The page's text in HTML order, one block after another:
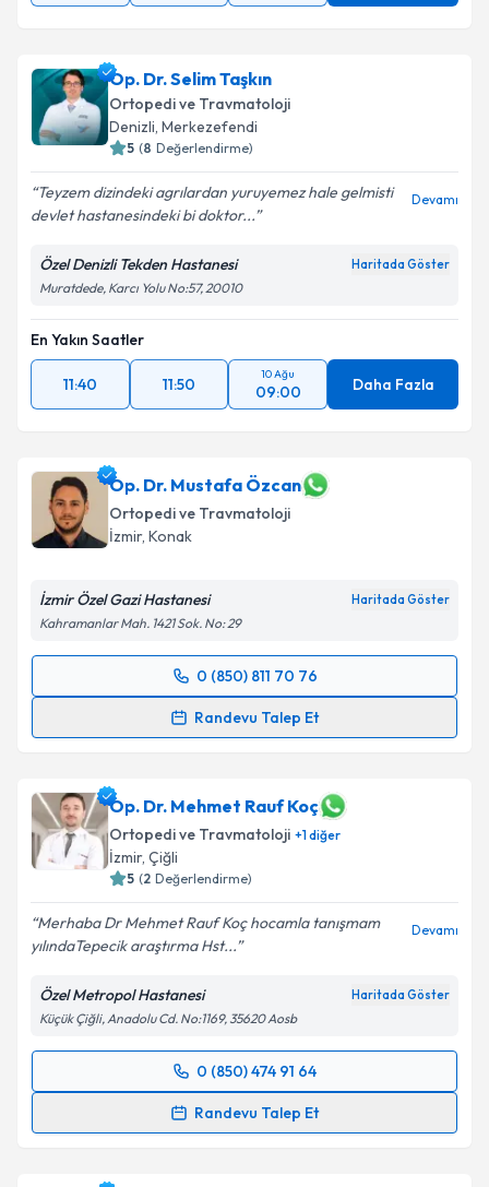
Op. Dr. Selim Taşkın
Ortopedi ve Travmatoloji
Denizli, Merkezefendi
5 (8 Değerlendirme)
Teyzem dizindeki agrılardan yuruyemez hale gelmisti
devlet hastanesindeki bi doktor...
Devamı
Özel Denizli Tekden Hastanesi Haritada Göster
Muratdede, Karcı Yolu No:57, 20010
En Yakın Saatler
11:40 11:50
10 Ağu
09:00 Daha Fazla
Op. Dr. Mustafa Özcan
Ortopedi ve Travmatoloji
İzmir, Konak
İzmir Özel Gazi Hastanesi Haritada Göster
Kahramanlar Mah. 1421 Sok. No: 29
0 (850) 811 70 76
Randevu Talep Et
Randevu Takvimi Talebi
takvim hazırlandığında e-posta ile bilgilendireceğiz.
E-posta Adresiniz
Kişisel verilerimin işlenmesine ilişkin
kapsamda işlenmesini kabul ediyorum.
Takvim Talebini Gönder
Op. Dr. Mehmet Rauf Koç
Ortopedi ve Travmatoloji +1diğer
İzmir, Çiğli
5 (2 Değerlendirme)
Merhaba Dr Mehmet Rauf Koç hocamla tanışmam
yılındaTepecik araştırma Hst...
Devamı
Özel Metropol Hastanesi Haritada Göster
Küçük Çiğli, Anadolu Cd. No:1169, 35620 Aosb
0 (850) 474 91 64
Randevu Talep Et
Randevu Takvimi Talebi